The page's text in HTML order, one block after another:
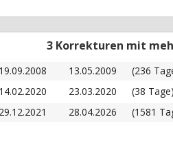
3 Korrekturen mit
19.09.2008 13.05.2009 (236
14.02.2020
23.03.2020 (38 Tage)
29.12.2021
28.04.2026 (1581